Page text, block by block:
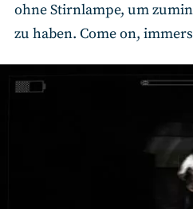
ohne Stirnlampe, um
zu haben. Come on,